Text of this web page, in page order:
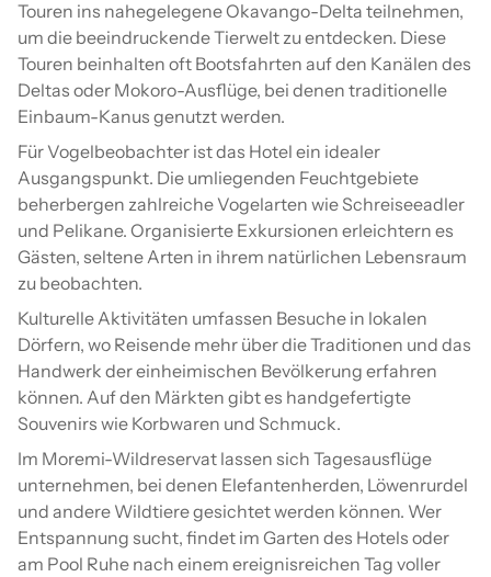
Touren ins nahegelegene Okavango-Delta teilnehmen,
um die beeindruckende Tierwelt zu entdecken. Diese
Touren beinhalten oft Bootsfahrten auf den Kanälen des
Deltas oder Mokoro-Ausflüge, bei denen traditionelle
Einbaum-Kanus genutzt werden.
Für Vogelbeobachter ist das Hotel ein idealer
Ausgangspunkt. Die umliegenden Feuchtgebiete
beherbergen zahlreiche Vogelarten wie Schreiseeadler
und Pelikane. Organisierte Exkursionen erleichtern es
Gästen, seltene Arten in ihrem natürlichen Lebensraum
zu beobachten.
Kulturelle Aktivitäten umfassen Besuche in lokalen
Dörfern, wo Reisende mehr über die Traditionen und das
Handwerk der einheimischen Bevölkerung erfahren
können. Auf den Märkten gibt es handgefertigte
Souvenirs wie Korbwaren und Schmuck.
Im Moremi-Wildreservat lassen sich Tagesausflüge
unternehmen, bei denen Elefantenherden, Löwenrurdel
und andere Wildtiere gesichtet werden können. Wer
Entspannung sucht, findet im Garten des Hotels oder
am Pool Ruhe nach einem ereignisreichen Tag voller